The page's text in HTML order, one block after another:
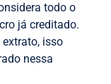
todo o
já creditado.
extrato, isso
nessa